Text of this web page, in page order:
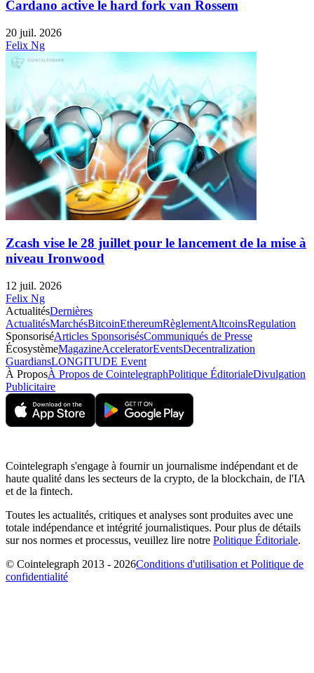
Cardano active le hard fork van Rossem
20 juil. 2026
Felix Ng
Zcash vise le 28 juillet pour le lancement de la mise à
niveau Ironwood
12 juil. 2026
Felix Ng
ActualitésDernières
ActualitésMarchésBitcoinEthereumRèglementAltcoinsRegulation
SponsoriséArticles SponsorisésCommuniqués de Presse
ÉcosystèmeMagazineAcceleratorEventsDecentralization
GuardiansLONGITUDE Event
À ProposÀ Propos de CointelegraphPolitique ÉditorialeDivulgation
Publicitaire
Cointelegraph s'engage à fournir un journalisme indépendant et de
haute qualité dans les secteurs de la crypto, de la blockchain, de l'IA
et de la fintech.
Toutes les actualités, critiques et analyses sont produites avec une
totale indépendance et intégrité journalistiques. Pour plus de détails
sur nos normes et processus, veuillez lire notre Politique Éditoriale.
© Cointelegraph 2013 - 2026Conditions d'utilisation et Politique de
confidentialité